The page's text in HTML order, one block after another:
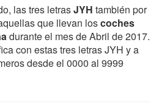
las tres letrasJYH también por
que llevan loscoches
durante el mes de Abril de 2017.
con estas tres letras JYH y a
desde el 0000 al 9999